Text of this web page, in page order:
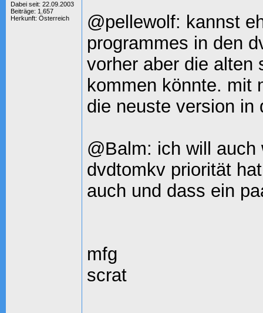
Dabei seit: 22.09.2003
Beiträge: 1.657
Herkunft: Österreich
@pellewolf: kannst
programmes in den
vorher aber die alten
kommen könnte. mit
die neuste version in
@Balm: ich will
dvdtomkv priorität
auch und dass ein
mfg
scrat